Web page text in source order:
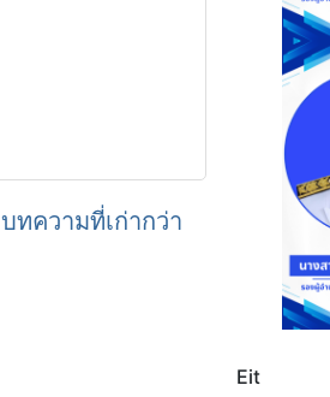
บทความที่เก่ากว่า
Eit